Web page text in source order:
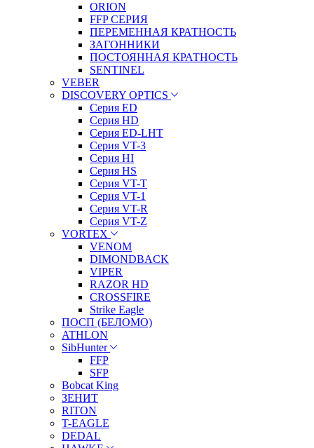
ORION
FFP СЕРИЯ
ПЕРЕМЕННАЯ КРАТНОСТЬ
ЗАГОННИКИ
ПОСТОЯННАЯ КРАТНОСТЬ
SENTINEL
VEBER
DISCOVERY OPTICS
Серия ED
Серия HD
Серия ED-LHT
Серия VT-3
Серия HI
Серия HS
Серия VT-T
Серия VT-1
Серия VT-R
Серия VT-Z
VORTEX
VENOM
DIMONDBACK
VIPER
RAZOR HD
CROSSFIRE
Strike Eagle
ПОСП (БЕЛОМО)
ATHLON
SibHunter
FFP
SFP
Bobcat King
ЗЕНИТ
RITON
T-EAGLE
DEDAL